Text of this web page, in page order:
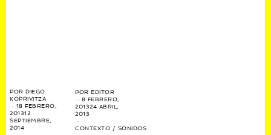
PORDIEGO
KOPRIVITZA
18 FEBRERO,
201312
SEPTIEMBRE,
2014
POREDITOR
8 FEBRERO,
201324 ABRIL,
2013
CONTEXTO / SONIDOS